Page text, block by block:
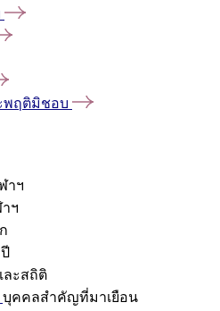
พฤติมิชอบ
าฯ
ฯ
ะสถิติ
บุคคลสำคัญที่มาเยือน